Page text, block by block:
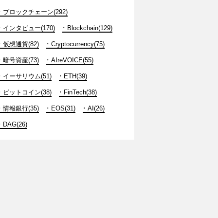
ブロックチェーン(292)
インタビュー(170) Blockchain(129)
仮想通貨(82) Cryptocurrency(75)
暗号資産(73) AIreVOICE(55)
イーサリウム(51) ETH(39)
ビットコイン(38) FinTech(38)
情報銀行(35) EOS(31) AI(26)
DAG(26)